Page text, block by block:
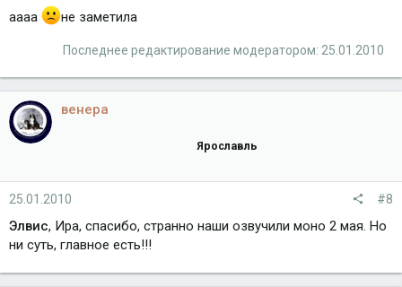
аааа не заметила
Последнее редактирование модератором: 25.01.2010
венера
Ярославль
25.01.2010 #8
Элвис, Ира, спасибо, странно наши озвучили моно 2 мая. Но
ни суть, главное есть!!!